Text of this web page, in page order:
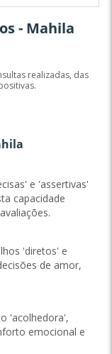
- Mahila
realizadas, das
e 'assertivas'
capacidade
'diretos' e
de amor,
'acolhedora',
emocional e